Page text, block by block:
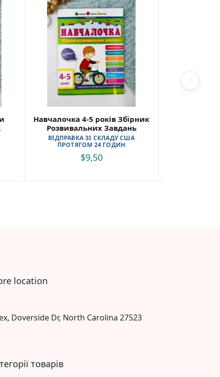
Навчалочка 4-5 років Збірник
Розвивальних Завдань
ВІДПРАВКА ЗІ СКЛАДУ США
ПРОТЯГОМ 24 ГОДИН
$9,50
location
Doverside Dr, North Carolina 27523
товарів